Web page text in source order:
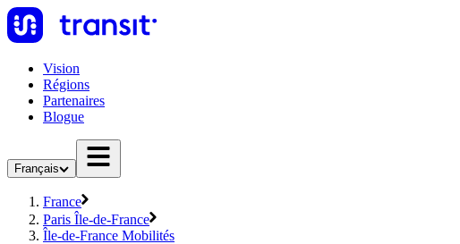
Vision
Régions
Partenaires
Blogue
Français
France
Paris Île-de-France
Île-de-France Mobilités